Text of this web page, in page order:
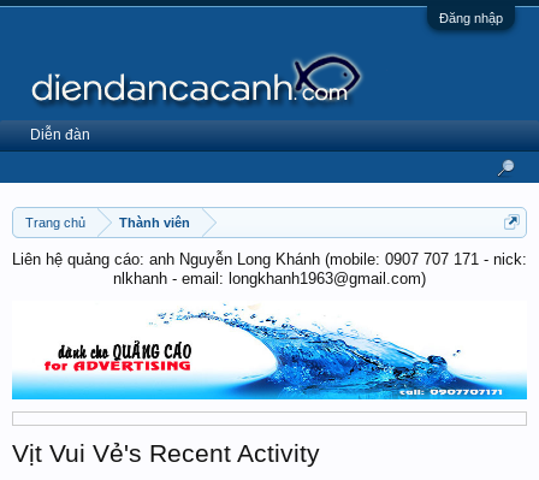
Đăng nhập
Trang chủ Thành viên
Liên hệ quảng cáo: anh Nguyễn Long Khánh (mobile: 0907 707 171 - nick:
nlkhanh - email: longkhanh1963@gmail.com)
Vịt Vui Vẻ's Recent Activity
Diễn đàn